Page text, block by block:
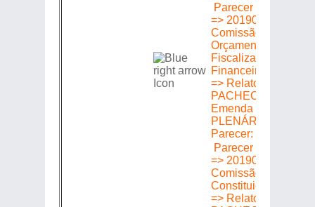
Parecer em
=> 20190301606 =>
Comissão de
Orçamento Finanças
Fiscalização
Financeira e
=> Relator: MÁRCIO
PACHECO =>
Emenda DE
PLENÁRIO =>
Parecer: Favorável
Parecer em
=> 20190301606 =>
Comissão de
Constituição e
=> Relator: MÁRCIO